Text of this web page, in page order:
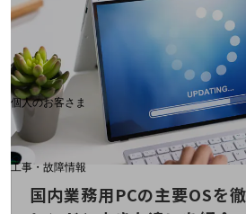
料金分析(ご利用料金管理サービス)
Web明細(My docomo)
個人のお客さま
NTTドコモ
OCNなど
工事・故障情報
お客さまサポートサイト
国内業務用PCの主要OSを